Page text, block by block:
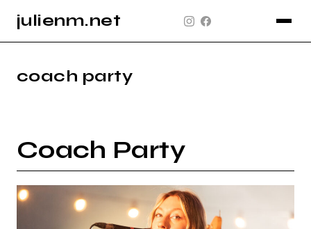
julienm.net
CONCERT
GLASTONBURY
INFO
PLAN DU SITE
coach party
Coach Party